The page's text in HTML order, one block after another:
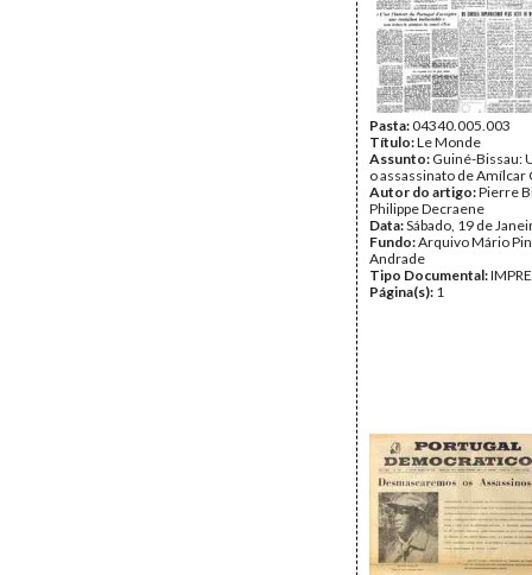
Pasta:04340.005.003
Título:Le Monde
Assunto: Guiné-Bissau:
o assassinato de Amílcar
Autor do artigo:Pierre
Philippe Decraene
Data:Sábado, 19 de
Fundo:Arquivo Mário
Andrade
Tipo Documental:
Página(s): 1